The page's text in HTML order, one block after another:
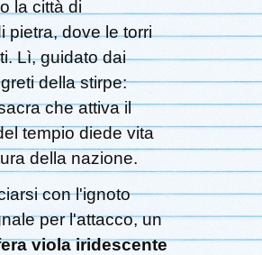
la città di
pietra, dove le torri
Lì, guidato dai
della stirpe:
che attiva il
tempio diede vita
della nazione.
con l'ignoto
per l'attacco, un
viola iridescente